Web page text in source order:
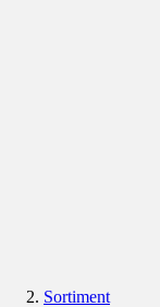
Sortiment